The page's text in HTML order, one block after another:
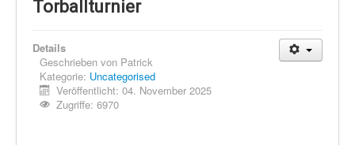
Laufen
Datenschutz
Torballturnier
Details
Geschrieben von Patrick
Kategorie: Uncategorised
Veröffentlicht: 04. November 2025
Zugriffe: 6970